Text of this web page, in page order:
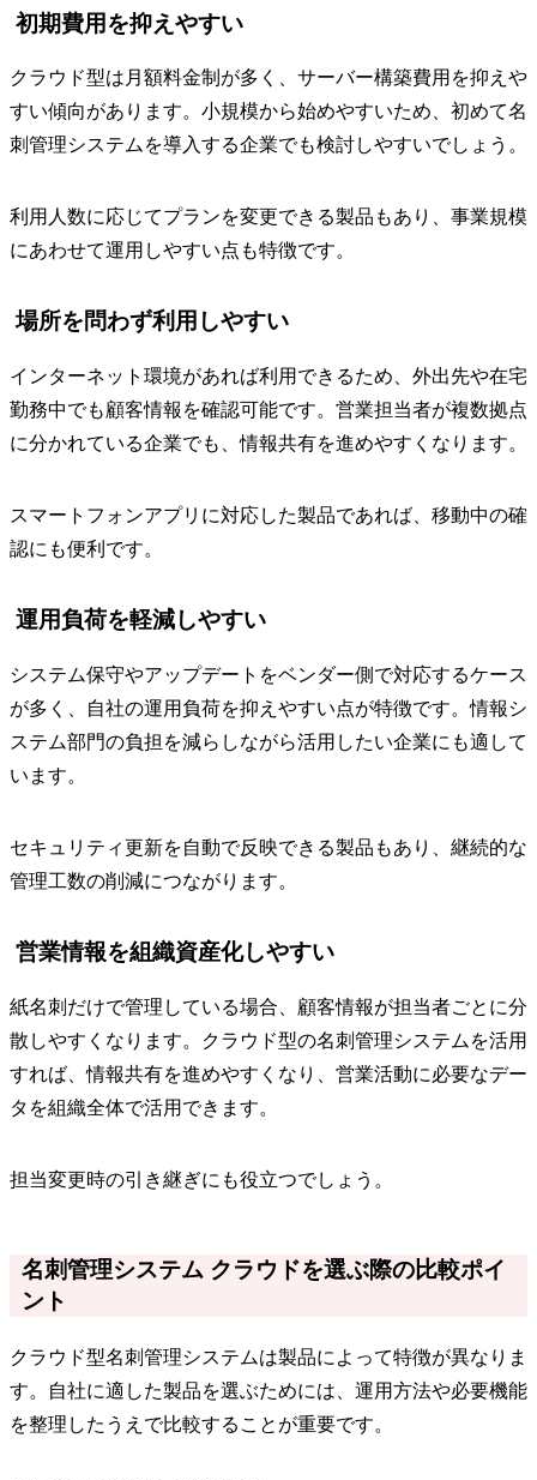
初期費用を抑えやすい
クラウド型は月額料金制が多く、サーバー構築費用を抑えや
すい傾向があります。小規模から始めやすいため、初めて名
刺管理システムを導入する企業でも検討しやすいでしょう。
利用人数に応じてプランを変更できる製品もあり、事業規模
にあわせて運用しやすい点も特徴です。
場所を問わず利用しやすい
インターネット環境があれば利用できるため、外出先や在宅
勤務中でも顧客情報を確認可能です。営業担当者が複数拠点
に分かれている企業でも、情報共有を進めやすくなります。
スマートフォンアプリに対応した製品であれば、移動中の確
認にも便利です。
運用負荷を軽減しやすい
システム保守やアップデートをベンダー側で対応するケース
が多く、自社の運用負荷を抑えやすい点が特徴です。情報シ
ステム部門の負担を減らしながら活用したい企業にも適して
います。
セキュリティ更新を自動で反映できる製品もあり、継続的な
管理工数の削減につながります。
営業情報を組織資産化しやすい
紙名刺だけで管理している場合、顧客情報が担当者ごとに分
散しやすくなります。クラウド型の名刺管理システムを活用
すれば、情報共有を進めやすくなり、営業活動に必要なデー
タを組織全体で活用できます。
担当変更時の引き継ぎにも役立つでしょう。
名刺管理システム クラウドを選ぶ際の比較ポイ
ント
クラウド型名刺管理システムは製品によって特徴が異なりま
す。自社に適した製品を選ぶためには、運用方法や必要機能
を整理したうえで比較することが重要です。